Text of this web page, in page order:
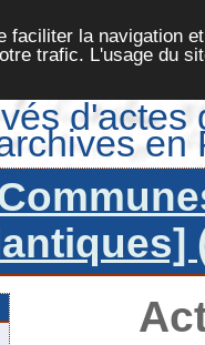
faciliter la navigation
trafic. L'usage du
d'actes
en